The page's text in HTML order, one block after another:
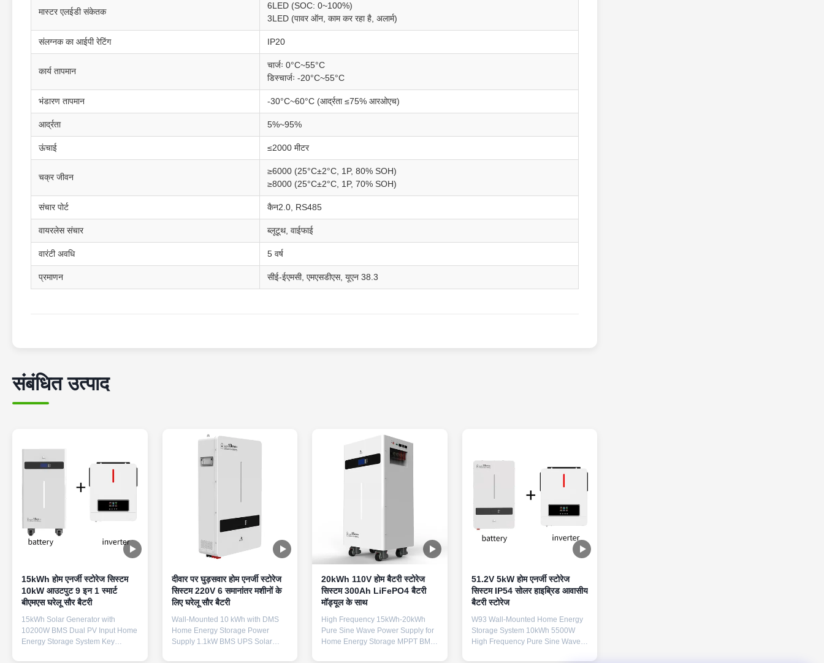
मास्टर एलईडी संकेतक
6LED (SOC: 0~100%)
3LED (पावर ऑन, काम कर रहा है, अलार्म)
संलग्नक का आईपी रेटिंग IP20
कार्य तापमान
चार्जः 0°C~55°C
डिस्चार्जः -20°C~55°C
भंडारण तापमान -30°C~60°C (आर्द्रता ≤75% आरओएच)
आर्द्रता 5%~95%
ऊंचाई ≤2000 मीटर
चक्र जीवन
≥6000 (25°C±2°C, 1P, 80% SOH)
≥8000 (25°C±2°C, 1P, 70% SOH)
संचार पोर्ट कैन2.0, RS485
वायरलेस संचार ब्लूटूथ, वाईफाई
वारंटी अवधि 5 वर्ष
प्रमाणन सीई-ईएमसी, एमएसडीएस, यूएन 38.3
संबंधित उत्पाद
15kWh होम एनर्जी स्टोरेज सिस्टम
10kW आउटपुट 9 इन 1 स्मार्ट
बीएमएस घरेलू सौर बैटरी
15kWh Solar Generator with
10200W BMS Dual PV Input Home
Energy Storage System Key
दीवार पर घुड़सवार होम एनर्जी स्टोरेज
सिस्टम 220V 6 समानांतर मशीनों के
लिए घरेलू सौर बैटरी
Wall-Mounted 10 kWh with DMS
Home Energy Storage Power
Supply 1.1kW BMS UPS Solar
20kWh 110V होम बैटरी स्टोरेज
सिस्टम 300Ah LiFePO4 बैटरी
मॉड्यूल के साथ
High Frequency 15kWh-20kWh
Pure Sine Wave Power Supply for
Home Energy Storage MPPT BMS
51.2V 5kW होम एनर्जी स्टोरेज
सिस्टम IP54 सोलर हाइब्रिड आवासीय
बैटरी स्टोरेज
W93 Wall-Mounted Home Energy
Storage System 10kWh 5500W
High Frequency Pure Sine Wave